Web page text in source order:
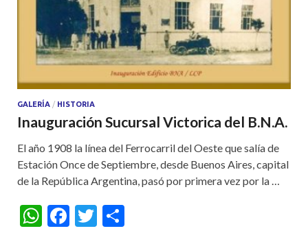
GALERÍA / HISTORIA
Inauguración Sucursal Victorica del B.N.A.
El año 1908 la línea del Ferrocarril del Oeste que salía de
Estación Once de Septiembre, desde Buenos Aires, capital
de la República Argentina, pasó por primera vez por la …
W F
T